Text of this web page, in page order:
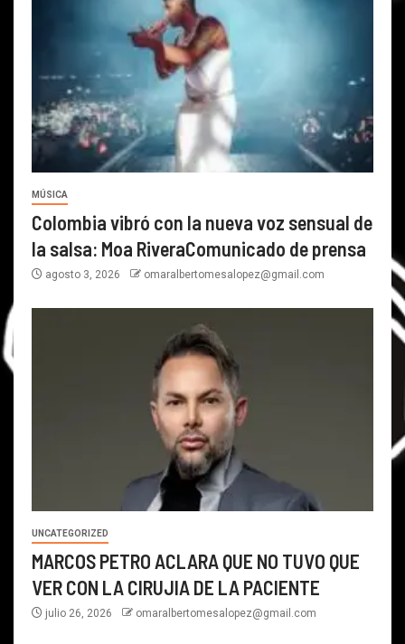
MÚSICA
Colombia vibró con la nueva voz sensual de
la salsa: Moa RiveraComunicado de prensa
agosto 3, 2026 omaralbertomesalopez@gmail.com
UNCATEGORIZED
MARCOS PETRO ACLARA QUE NO TUVO QUE
VER CON LA CIRUJIA DE LA PACIENTE
julio 26, 2026 omaralbertomesalopez@gmail.com